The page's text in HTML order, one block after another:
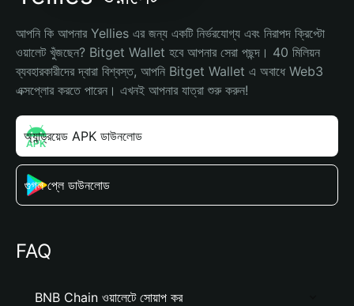
আপনি কি আপনার Yellies এর জন্য একটি নির্ভরযোগ্য এবং নিরাপদ ক্রিপ্টো
ওয়ালেট খুঁজছেন? Bitget Wallet হবে আপনার সেরা পছন্দ। 40 মিলিয়ন
ব্যবহারকারীদের দ্বারা বিশ্বস্ত, আপনি Bitget Wallet এ অবাধে Web3
এক্সপ্লোর করতে পারেন। এখনই আপনার যাত্রা শুরু করুন!
অ্যান্ড্রয়েড APK ডাউনলোড
গুগল প্লে ডাউনলোড
FAQ
BNB Chain ওয়ালেটে সোয়াপ কর